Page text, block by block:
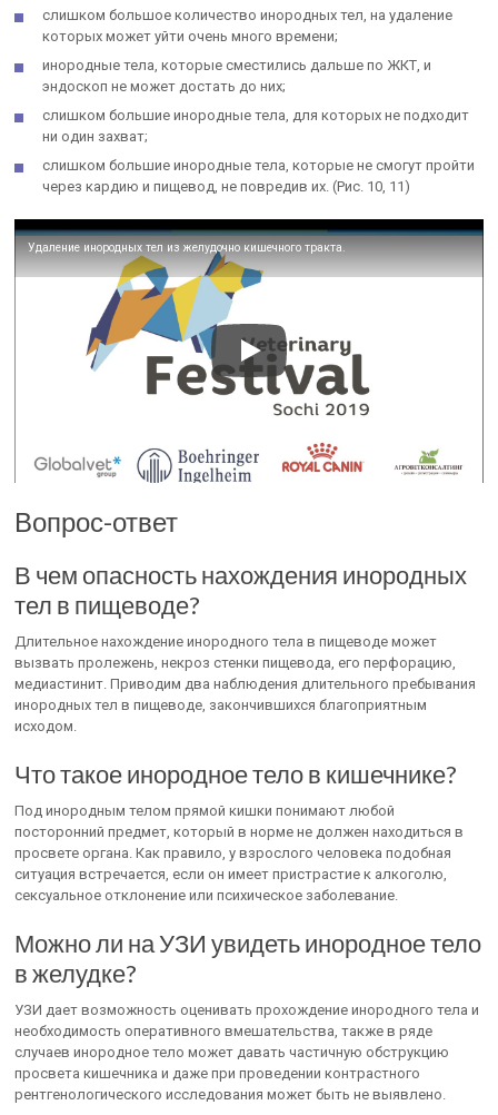
слишком большое количество инородных тел, на удаление
которых может уйти очень много времени;
инородные тела, которые сместились дальше по ЖКТ, и
эндоскоп не может достать до них;
слишком большие инородные тела, для которых не подходит
ни один захват;
слишком большие инородные тела, которые не смогут пройти
через кардию и пищевод, не повредив их. (Рис. 10, 11)
Удаление инородных тел из желудочно кишечного тракта.
Вопрос-ответ
В чем опасность нахождения инородных
тел в пищеводе?
Длительное нахождение инородного тела в пищеводе может
вызвать пролежень, некроз стенки пищевода, его перфорацию,
медиастинит. Приводим два наблюдения длительного пребывания
инородных тел в пищеводе, закончившихся благоприятным
исходом.
Что такое инородное тело в кишечнике?
Под инородным телом прямой кишки понимают любой
посторонний предмет, который в норме не должен находиться в
просвете органа. Как правило, у взрослого человека подобная
ситуация встречается, если он имеет пристрастие к алкоголю,
сексуальное отклонение или психическое заболевание.
Можно ли на УЗИ увидеть инородное тело
в желудке?
УЗИ дает возможность оценивать прохождение инородного тела и
необходимость оперативного вмешательства, также в ряде
случаев инородное тело может давать частичную обструкцию
просвета кишечника и даже при проведении контрастного
рентгенологического исследования может быть не выявлено.